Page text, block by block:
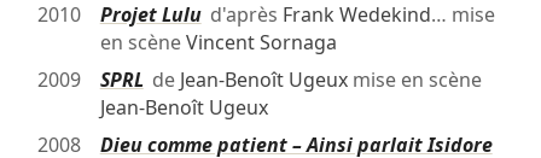
2010
Projet Lulud'après Frank Wedekind… mise
en scèneVincent Sornaga
2009
SPRL de Jean-Benoît Ugeuxmise en scène
Jean-Benoît Ugeux
2008
Dieu comme patient – Ainsi parlait Isidore